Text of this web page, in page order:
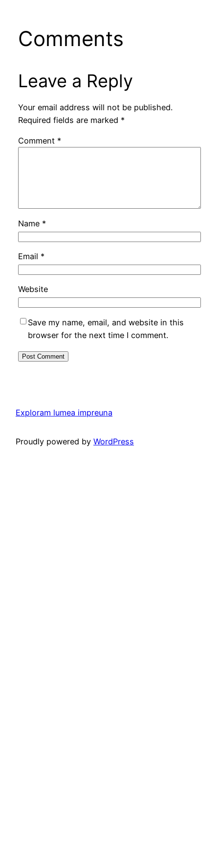
Comments
Leave a Reply
Your email address will not be published.
Required fields are marked *
Comment *
Name *
Email *
Website
Save my name, email, and website in this
browser for the next time I comment.
Exploram lumea impreuna
Proudly powered by WordPress